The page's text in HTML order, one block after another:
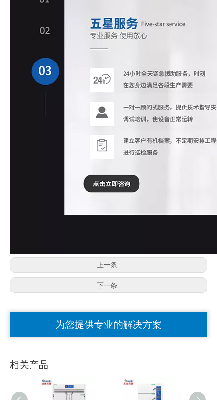
上一条:
下一条:
为您提供专业的解决方案
相关产品